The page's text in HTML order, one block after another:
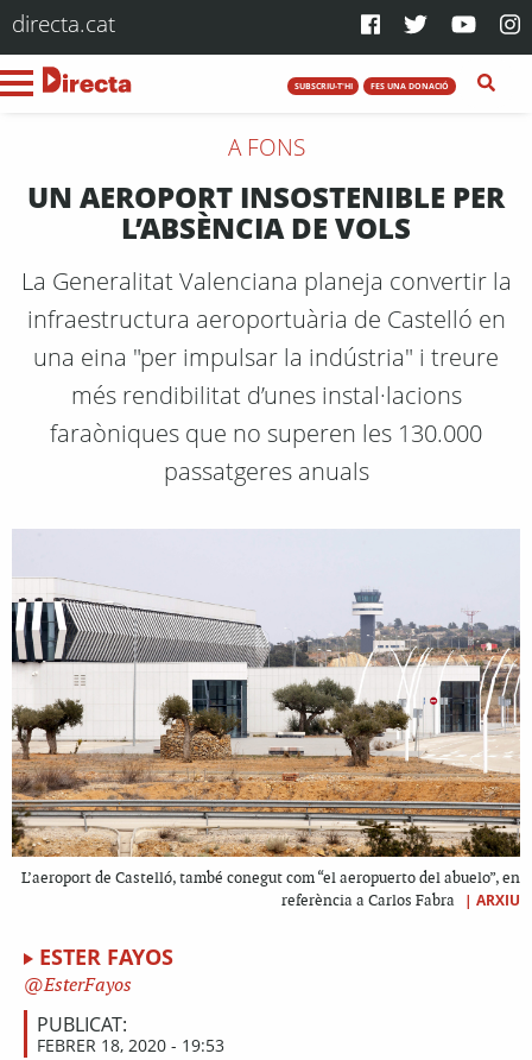
directa.cat
SUBSCRIU-T'HI FES UNA DONACIÓ
A FONS
UN AEROPORT INSOSTENIBLE PER
L’ABSÈNCIA DE VOLS
La Generalitat Valenciana planeja convertir la
infraestructura aeroportuària de Castelló en
una eina "per impulsar la indústria" i treure
més rendibilitat d’unes instal·lacions
faraòniques que no superen les 130.000
passatgeres anuals
L’aeroport de Castelló, també conegut com “el aeropuerto del abuelo”, en
referència a Carlos Fabra
| ARXIU
ESTER FAYOS
EsterFayos
PUBLICAT:
FEBRER 18, 2020 - 19:53